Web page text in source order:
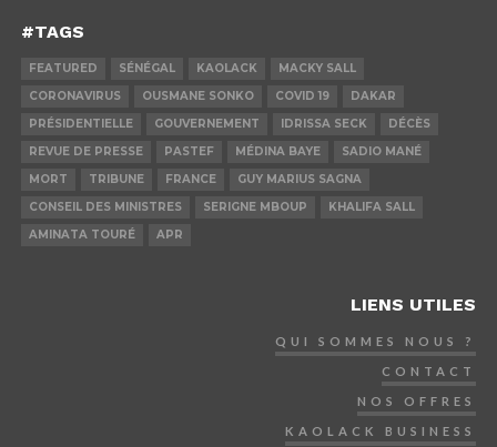
#TAGS
FEATURED SÉNÉGAL KAOLACK
MACKY SALL
CORONAVIRUS
OUSMANE SONKO COVID 19
DAKAR
PRÉSIDENTIELLE
GOUVERNEMENT IDRISSA SECK
DÉCÈS
REVUE DE PRESSE
PASTEF MÉDINA BAYE
SADIO MANÉ
MORT
TRIBUNE FRANCE
GUY MARIUS SAGNA
CONSEIL DES MINISTRES
SERIGNE MBOUP
KHALIFA SALL
AMINATA TOURÉ
APR
LIENS UTILES
QUI SOMMES NOUS ?
CONTACT
NOS OFFRES
KAOLACK BUSINESS